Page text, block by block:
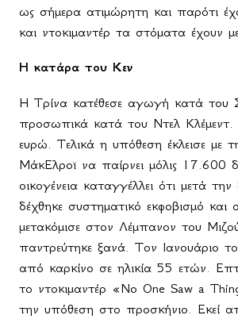
ως σήμερα ατιμώρητη και παρότι
και ντοκιμαντέρ τα στόματα έχουν
Η κατάρα του Κεν
Η Τρίνα κατέθεσε αγωγή κατά του
προσωπικά κατά του Ντελ Κλέμεντ.
ευρώ. Τελικά η υπόθεση έκλεισε με
ΜάκΕλροϊ να παίρνει μόλις 17.600
οικογένεια καταγγέλλει ότι μετά
δέχθηκε συστηματικό εκφοβισμό και
μετακόμισε στον Λέμπανον του
παντρεύτηκε ξανά. Τον Ιανουάριο
από καρκίνο σε ηλικία 55 ετών.
το ντοκιμαντέρ «No One Saw a
την υπόθεση στο προσκήνιο. Εκεί